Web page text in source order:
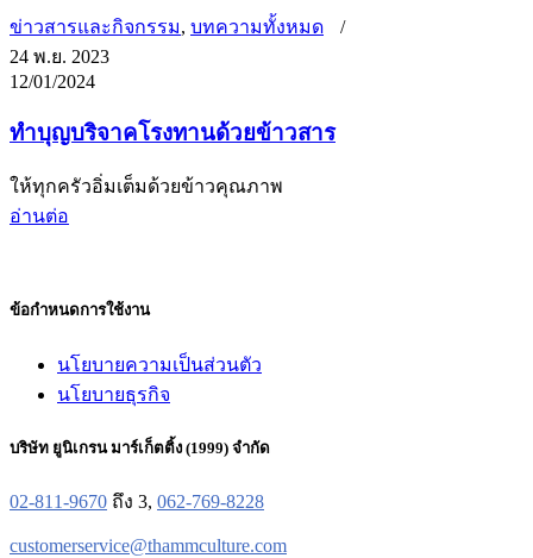
ข่าวสารและกิจกรรม, บทความทั้งหมด
24 พ.ย. 2023
12/01/2024
ทำบุญบริจาคโรงทานด้วยข้าวสาร
ให้ทุกครัวอิ่มเต็มด้วยข้าวคุณภาพ
อ่านต่อ
ข้อกำหนดการใช้งาน
นโยบายความเป็นส่วนตัว
นโยบายธุรกิจ
บริษัท ยูนิเกรน มาร์เก็ตติ้ง (1999) จำกัด
02-811-9670 ถึง 3, 062-769-8228
customerservice@thammculture.com